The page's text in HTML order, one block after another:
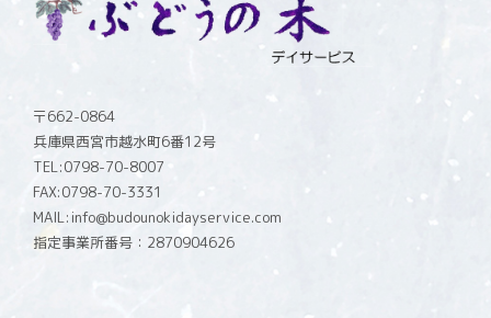
〒662-0864
兵庫県西宮市越水町6番12号
TEL:0798-70-8007
FAX:0798-70-3331
MAIL:info@budounokidayservice.com
指定事業所番号：2870904626